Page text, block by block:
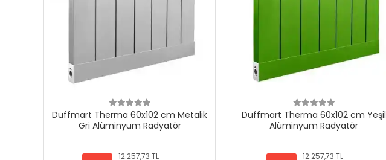
Duffmart Therma 60x102 cm Metalik
Gri Alüminyum Radyatör
12.257,73 TL
Duffmart Therma 60x102 cm Yeşil
Alüminyum Radyatör
12.257,73 TL